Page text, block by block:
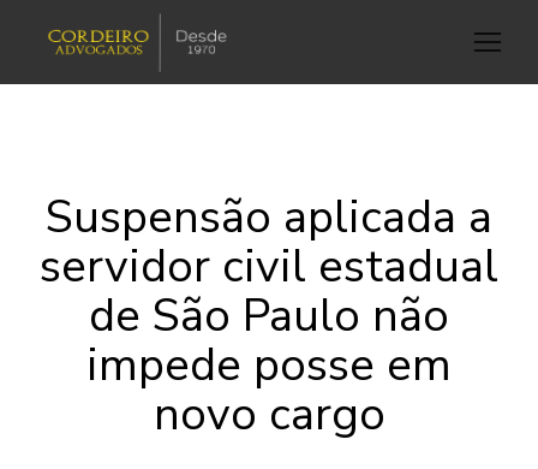
Suspensão aplicada a
servidor civil estadual
de São Paulo não
impede posse em
novo cargo